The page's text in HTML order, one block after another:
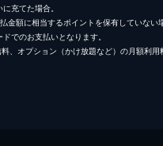
充てた場合。
金額に相当するポイントを保有していない
でのお支払いとなります。
、オプション（かけ放題など）の月額利用